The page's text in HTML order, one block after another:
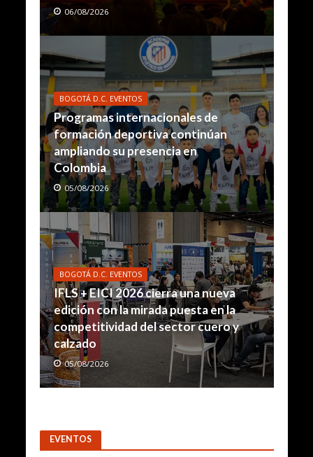
06/08/2026
BOGOTÁ D.C. EVENTOS
Programas internacionales de
formación deportiva continúan
ampliando su presencia en
Colombia
05/08/2026
BOGOTÁ D.C. EVENTOS
IFLS + EICI 2026 cierra una nueva
edición con la mirada puesta en la
competitividad del sector cuero y
calzado
05/08/2026
EVENTOS